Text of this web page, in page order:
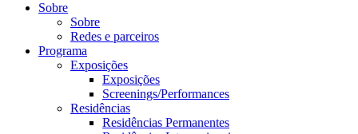
Sobre
Sobre
Redes e parceiros
Programa
Exposições
Exposições
Screenings/Performances
Residências
Residências Permanentes